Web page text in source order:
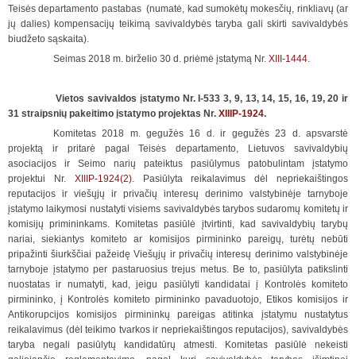
Teisės departamento pastabas (numatė, kad sumokėtų mokesčių, rinkliavų (ar
jų dalies) kompensacijų teikimą savivaldybės taryba gali skirti savivaldybės
biudžeto sąskaita).
Seimas 2018 m. birželio 30 d. priėmė įstatymą Nr. XIII-1444.
Vietos savivaldos įstatymo Nr. I-533 3, 9, 13, 14, 15, 16, 19, 20 ir
31 straipsnių pakeitimo įstatymo projektas Nr. XIIIP-1924.
Komitetas 2018 m. gegužės 16 d. ir gegužės 23 d. apsvarstė
projektą ir pritarė pagal Teisės departamento, Lietuvos savivaldybių
asociacijos ir Seimo narių pateiktus pasiūlymus patobulintam įstatymo
projektui Nr. XIIIP-1924(2). Pasiūlyta reikalavimus dėl nepriekaištingos
reputacijos ir viešųjų ir privačių interesų derinimo valstybinėje tarnyboje
įstatymo laikymosi nustatyti visiems savivaldybės tarybos sudaromų komitetų ir
komisijų primininkams. Komitetas pasiūlė įtvirtinti, kad savivaldybių tarybų
nariai, siekiantys komiteto ar komisijos pirmininko pareigų, turėtų nebūti
pripažinti šiurkščiai pažeidę Viešųjų ir privačių interesų derinimo valstybinėje
tarnyboje įstatymo per pastaruosius trejus metus. Be to, pasiūlyta patikslinti
nuostatas ir numatyti, kad, jeigu pasiūlyti kandidatai į Kontrolės komiteto
pirmininko, į Kontrolės komiteto pirmininko pavaduotojo, Etikos komisijos ir
Antikorupcijos komisijos pirmininkų pareigas atitinka įstatymu nustatytus
reikalavimus (dėl teikimo tvarkos ir nepriekaištingos reputacijos), savivaldybės
taryba negali pasiūlytų kandidatūrų atmesti. Komitetas pasiūlė nekeisti